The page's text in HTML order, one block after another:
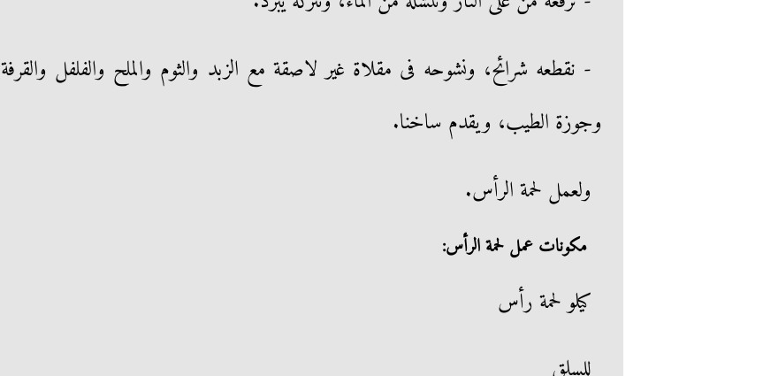
- نقطعه شرائح، ونشوحه فى مقلاة غير لاصقة مع الزبد والثوم والملح والفلفل والقرفة
وجوزة الطيب، ويقدم ساخنا.
ولعمل لحمة الرأس.
مكونات عمل لحمة الرأس:
كيلو لحمة رأس